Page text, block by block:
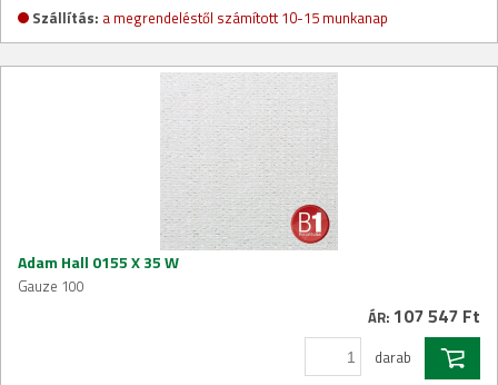
Szállítás: a megrendeléstől számított 10-15 munkanap
Adam Hall 0155 X 35 W
Gauze 100
ÁR: 107 547 Ft
darab